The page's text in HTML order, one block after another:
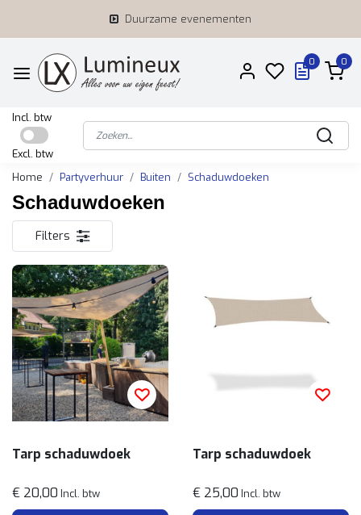
Duurzame evenementen
0 0
Incl. btw
Excl. btw
Home
Partyverhuur Buiten Schaduwdoeken
Schaduwdoeken
Filters
Tarp schaduwdoek
€ 20,00 Incl. btw
Tarp schaduwdoek
€ 25,00 Incl. btw